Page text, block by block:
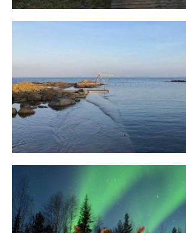
Bornholm
29. OKTOBER 2018
10 Tipps für eine